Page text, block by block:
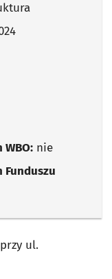
nie
Funduszu
ul.